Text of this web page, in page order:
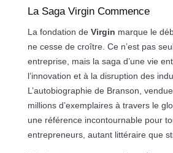
La Saga Virgin Commence
La fondation de Virgin marque le
ne cesse de croître. Ce n’est pas
entreprise, mais la saga d’une vie
l’innovation et à la disruption des
L’autobiographie de Branson,
millions d’exemplaires à travers le
une référence incontournable pour
entrepreneurs, autant littéraire que